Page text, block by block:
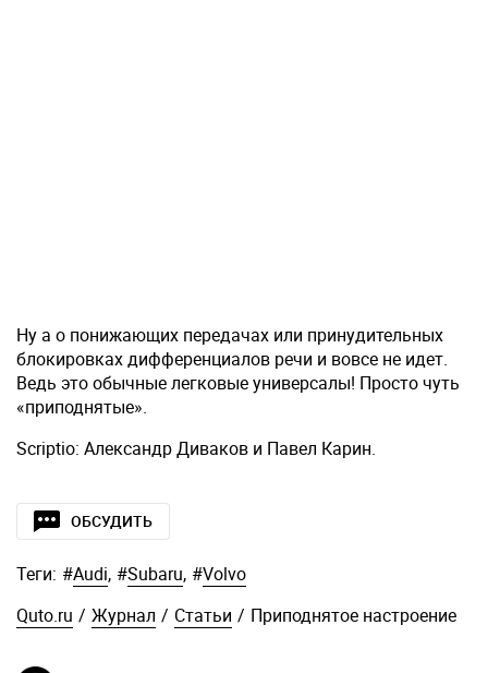
Ну а о понижающих передачах или принудительных
блокировках дифференциалов речи и вовсе не идет.
Ведь это обычные легковые универсалы! Просто чуть
«приподнятые».
Scriptio: Александр Диваков и Павел Карин.
ОБСУДИТЬ
Теги: #Audi, #Subaru, #Volvo
Quto.ru / Журнал / Статьи / Приподнятое настроение